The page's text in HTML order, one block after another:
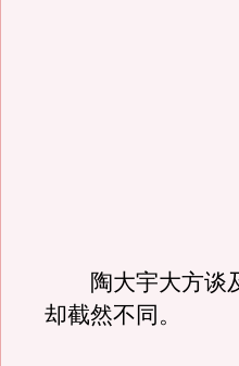
陶大宇大方谈及
却截然不同。